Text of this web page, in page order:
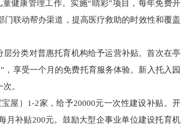
健康管理工作。实施“睛彩”项目，每年免费开
联动帮办渠道，提高医疗救助的时效性和覆盖
分类对普惠托育机构给予运营补贴。首次在亭
享受一个月的免费托育服务体验。新入托入园
。
屋）1-2家，给予20000元一次性建设补贴。开
月补贴200元。鼓励大型企事业单位建设托育机